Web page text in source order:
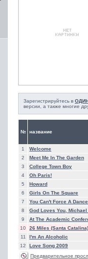
Зарегистрируйтесь в
версии, а также многие
№ название
1
Welcome
2
Meet Me In The Garden
3
College Town Boy
4
Oh Paris!
5
Howard
6
Girls On The Square
7
You Can't Force A
8
God Loves You, Michael
9
At The Academic
10
26 Miles (Santa Catalina)
11
I'm An Alcoholic
12
Love Song 2009
Предварительное